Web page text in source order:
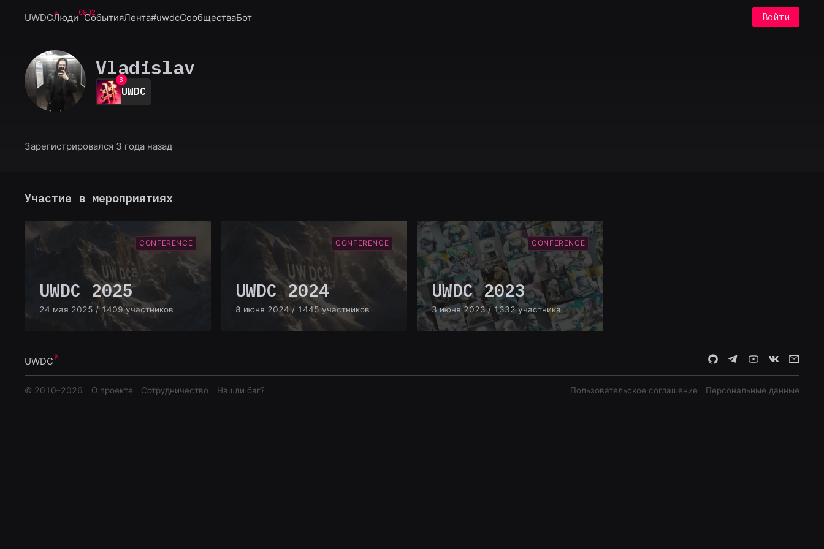
UWDCЛюди6932
СобытияЛента#uwdcСообществаБот Войти
Vladislav
2
3
4
5
9
UWDC
Зарегистрировался 3 года назад
Участие в мероприятиях
CONFERENCE
UWDC 2025
24 мая 2025 / 1409 участников
CONFERENCE
UWDC 2024
8 июня 2024 / 1445 участников
CONFERENCE
UWDC 2023
3 июня 2023 / 1332 участника
UWDC
© 2010–2026 О проекте Сотрудничество Нашли баг? Пользовательское соглашение Персональные данные